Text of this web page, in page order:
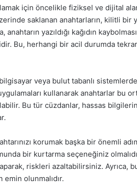
için öncelikle fiziksel ve dijital
saklanan anahtarların, kilitli bir
anahtarın yazıldığı kağıdın
Bu, herhangi bir acil durumda
veya bulut tabanlı
kullanarak anahtarlar bu
Bu tür cüzdanlar, hassas
korumak başka bir önemli
bir kurtarma seçeneğiniz
riskleri azaltabilirsiniz. Ayrıca,
olunmalıdır.